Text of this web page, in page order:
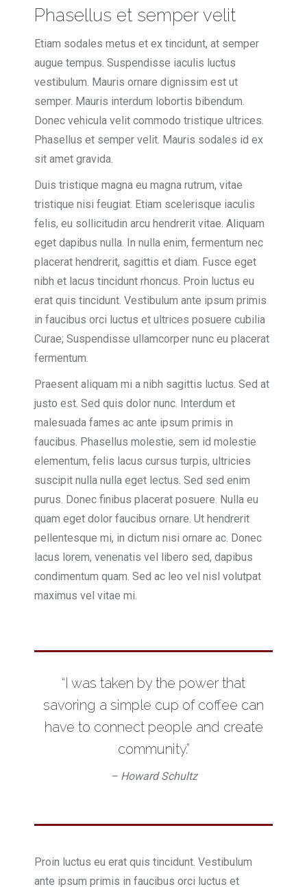
Phasellus et semper velit
Etiam sodales metus et ex tincidunt, at semper
augue tempus. Suspendisse iaculis luctus
vestibulum. Mauris ornare dignissim est ut
semper. Mauris interdum lobortis bibendum.
Donec vehicula velit commodo tristique ultrices.
Phasellus et semper velit. Mauris sodales id ex
sit amet gravida.
Duis tristique magna eu magna rutrum, vitae
tristique nisi feugiat. Etiam scelerisque iaculis
felis, eu sollicitudin arcu hendrerit vitae. Aliquam
eget dapibus nulla. In nulla enim, fermentum nec
placerat hendrerit, sagittis et diam. Fusce eget
nibh et lacus tincidunt rhoncus. Proin luctus eu
erat quis tincidunt. Vestibulum ante ipsum primis
in faucibus orci luctus et ultrices posuere cubilia
Curae; Suspendisse ullamcorper nunc eu placerat
fermentum.
Praesent aliquam mi a nibh sagittis luctus. Sed at
justo est. Sed quis dolor nunc. Interdum et
malesuada fames ac ante ipsum primis in
faucibus. Phasellus molestie, sem id molestie
elementum, felis lacus cursus turpis, ultricies
suscipit nulla nulla eget lectus. Sed sed enim
purus. Donec finibus placerat posuere. Nulla eu
quam eget dolor faucibus ornare. Ut hendrerit
pellentesque mi, in dictum nisi ornare ac. Donec
lacus lorem, venenatis vel libero sed, dapibus
condimentum quam. Sed ac leo vel nisl volutpat
maximus vel vitae mi.
“I was taken by the power that
savoring a simple cup of coffee can
have to connect people and create
community.”
– Howard Schultz
Proin luctus eu erat quis tincidunt. Vestibulum
ante ipsum primis in faucibus orci luctus et